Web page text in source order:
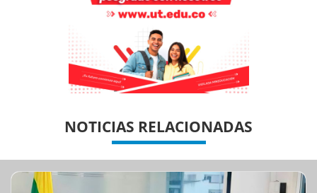
NOTICIAS RELACIONADAS